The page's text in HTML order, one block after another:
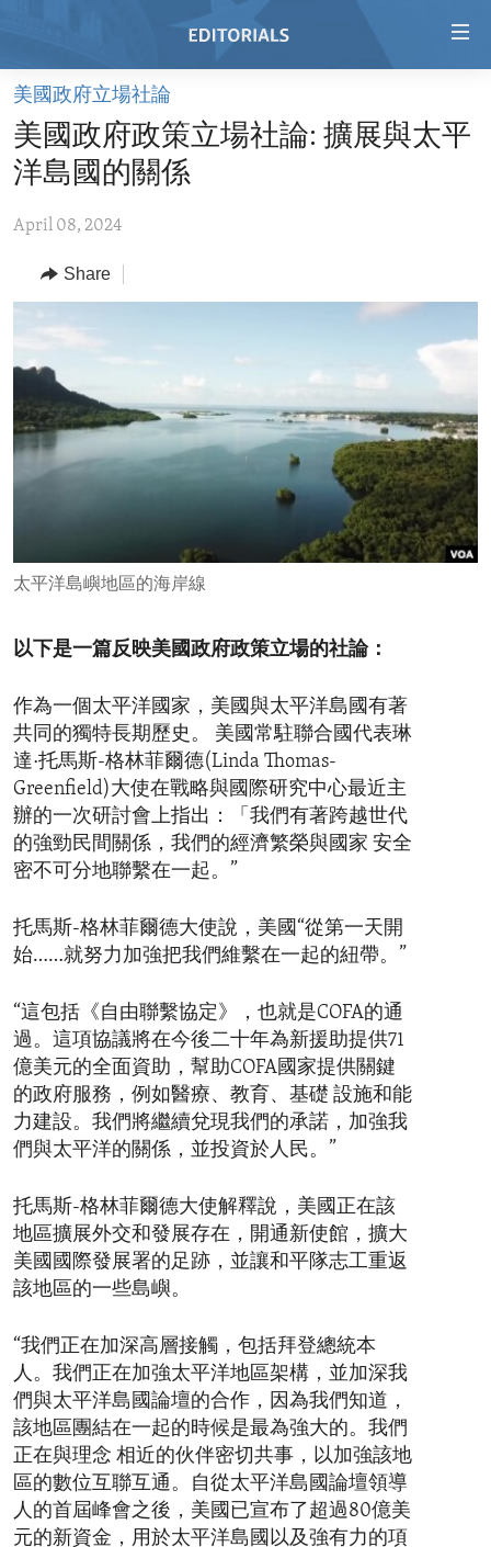
Skip
main
content
to
Navigation
Skip
to
Search
HOME
VIDEO
REGIONS
AFRICA
EUROPE
MIDDLE EAST
TOPICS
SECURITY AND DEFENSE
AID AND DEVELOPMENT
DEMOCRACY AND GOVERNANCE
ECONOMY AND TRADE
IDEALS AND INSTITUTIONS
FOLLOW US
美國政府立場社論
美國政府政策立場社論: 擴展與太平
洋島國的關係
April 08, 2024
Share
太平洋島嶼地區的海岸線
以下是一篇反映美國政府政策立場的社論：
作為一個太平洋國家，美國與太平洋島國有著
共同的獨特長期歷史。 美國常駐聯合國代表琳
達·托馬斯-格林菲爾德(Linda Thomas-
Greenfield)大使在戰略與國際研究中心最近主
辦的一次研討會上指出：「我們有著跨越世代
的強勁民間關係，我們的經濟繁榮與國家 安全
密不可分地聯繫在一起。”
托馬斯-格林菲爾德大使說，美國“從第一天開
始……就努力加強把我們維繫在一起的紐帶。”
“這包括《自由聯繫協定》，也就是COFA的通
過。這項協議將在今後二十年為新援助提供71
億美元的全面資助，幫助COFA國家提供關鍵
的政府服務，例如醫療、教育、基礎 設施和能
力建設。我們將繼續兌現我們的承諾，加強我
們與太平洋的關係，並投資於人民。”
托馬斯-格林菲爾德大使解釋說，美國正在該
地區擴展外交和發展存在，開通新使館，擴大
美國國際發展署的足跡，並讓和平隊志工重返
該地區的一些島嶼。
“我們正在加深高層接觸，包括拜登總統本
人。我們正在加強太平洋地區架構，並加深我
們與太平洋島國論壇的合作，因為我們知道，
該地區團結在一起的時候是最為強大的。我們
正在與理念 相近的伙伴密切共事，以加強該地
區的數位互聯互通。自從太平洋島國論壇領導
人的首屆峰會之後，美國已宣布了超過80億美
元的新資金，用於太平洋島國以及強有力的項